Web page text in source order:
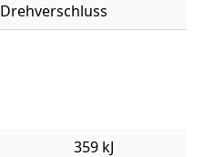
Drehverschluss
359 kJ